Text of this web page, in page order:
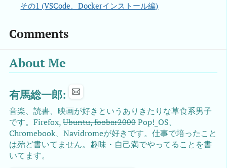
その1 (VSCode、Dockerインストール編)
Comments
About Me
有馬総一郎:
音楽、読書、映画が好きというありきたりな草食系男子
です。Firefox,Ubuntu, foobar2000Pop!_OS、
Chromebook、Navidromeが好きです。仕事で培ったこと
は殆ど書いてません。趣味・自己満でやってることを書
いてます。